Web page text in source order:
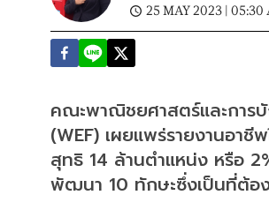
25 MAY 2023 | 05:30
คณะพาณิชยศาสตร์และการ
(WEF) เผยแพร่รายงานอา
สุทธิ 14 ล้านตำแหน่ง หรือ
พัฒนา 10 ทักษะซึ่งเป็นที่ต้อ